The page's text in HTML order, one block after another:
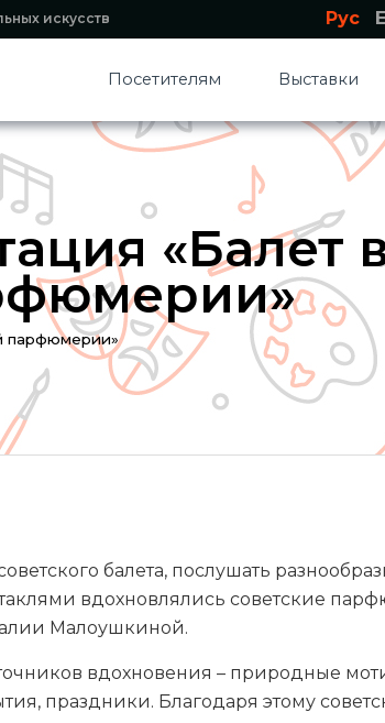
искусств Рус
Посетителям Выставки
«Балет
парфюмерии»
балета, послушать
вдохновлялись советские
Малоушкиной.
вдохновения – природные
праздники. Благодаря этому